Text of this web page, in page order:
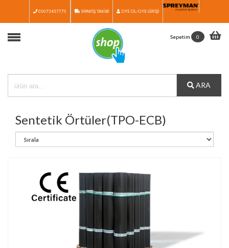
Anasayfa
Medya
Katalog
05073437775 SİPARİŞ TAKİBİ ÜYE OL/ÜYE GİRİŞİ
ARA
Sepetim 0
Sentetik Örtüler(TPO-ECB)